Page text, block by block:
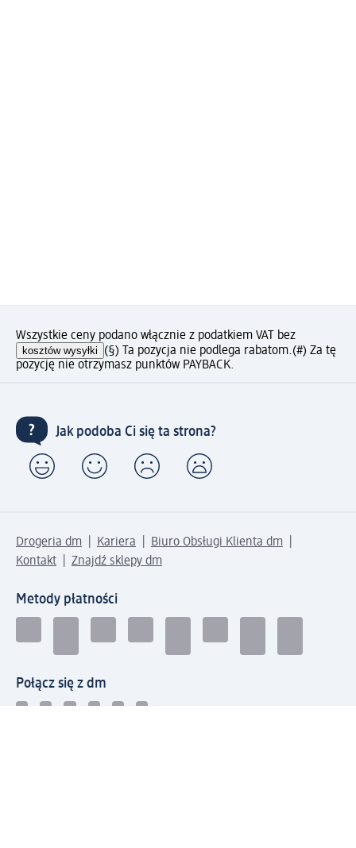
Wszystkie ceny podano włącznie z podatkiem VAT bez
kosztów wysyłki (§) Ta pozycja nie podlega rabatom.(#) Za tę
pozycję nie otrzymasz punktów PAYBACK.
Jak podoba Ci się ta strona?
Drogeria dm Kariera
Biuro Obsługi Klienta dm
Kontakt
Znajdź sklepy dm
Metody płatności
Połącz się z dm